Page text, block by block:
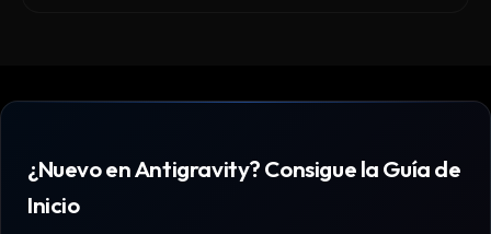
¿Nuevo en Antigravity? Consigue la Guía de
Inicio